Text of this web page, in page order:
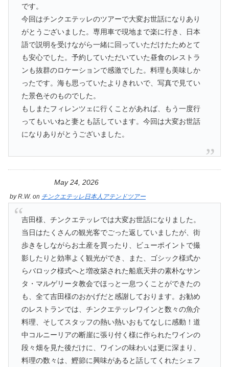
です。
今回はチンクエテッレのツアーで大変お世話になりあり
がとうございました。専用車で現地まで楽に行き、日本
語で説明を受けながら一緒に回っていただけたためとて
も安心でした。予約していただいていた昼食のレストラ
ンも抜群のロケーションで感激でした。料理も美味しか
ったです。海も思っていたよりきれいで、写真で見てい
た景色そのものでした。
もしまたフィレンツェに行くことがあれば、もう一度行
ってもいいねと妻とも話しています。今回は大変お世話
になりありがとうございました。
May 24, 2026
byR.W. on チンクエテッレ日本人アテンドツアー
吉田様、チンクエテッレでは大変お世話になりました。
当日はたくさんの観光客でごった返していましたが、街
歩きをしながらお土産を買ったり、ビューポイントで撮
影したりと効率よく観光ができ、また、ゴシック様式か
らバロック様式へと増改築された船底天井の素朴なサン
タ・マルゲリータ教会でほっと一息つくことができたの
も、全て吉田様のおかげだと感謝しております。お勧め
のレストランでは、チンクエテッレワインと数々の魚介
料理、そしてスタッフの熱い熱いおもてなしに感動！道
中コルニーリアの断崖に張り付く様に作られたワインの
段々畑を見た後だけに、ワインの味わいは更に深まり、
料理の数々は、鰹節に興味があると話してくれたシェフ